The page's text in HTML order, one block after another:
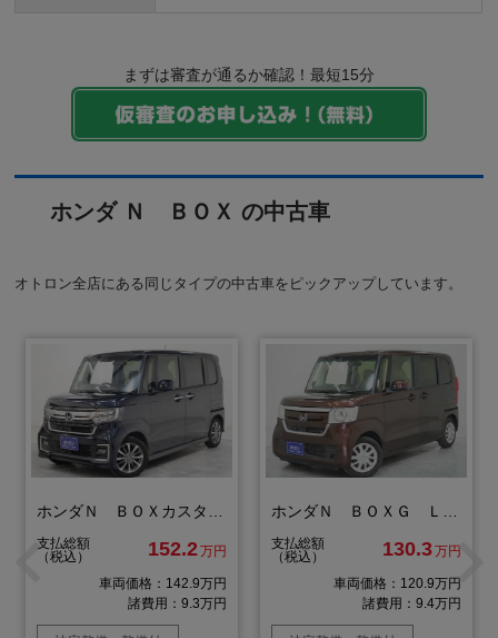
まずは審査が通るか確認！最短15分
ホンダ Ｎ ＢＯＸ の中古車
オトロン全店にある同じタイプの中古車をピックアップしています。
ホンダＮ ＢＯＸカスタム Ｌ
支払総額
（税込）
152.2万円
車両価格：142.9万円
諸費用：9.3万円
ホンダＮ ＢＯＸＧ Ｌ ターボ ホンダセンシング
支払総額
（税込）
130.3万円
車両価格：120.9万円
諸費用：9.4万円